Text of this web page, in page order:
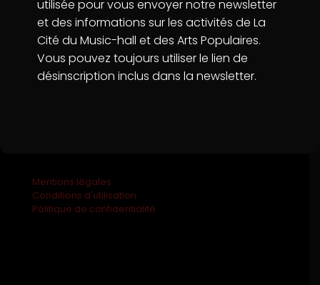
06 78 64 86 23
contact@lacitedumusichall.com
Mentions légales
Conditions d'utilisation
Politique de confidentialité
utilisée pour vous envoyer notre newsletter
et des informations sur les activités de La
Cité du Music-hall et des Arts Populaires.
Vous pouvez toujours utiliser le lien de
désinscription inclus dans la newsletter.